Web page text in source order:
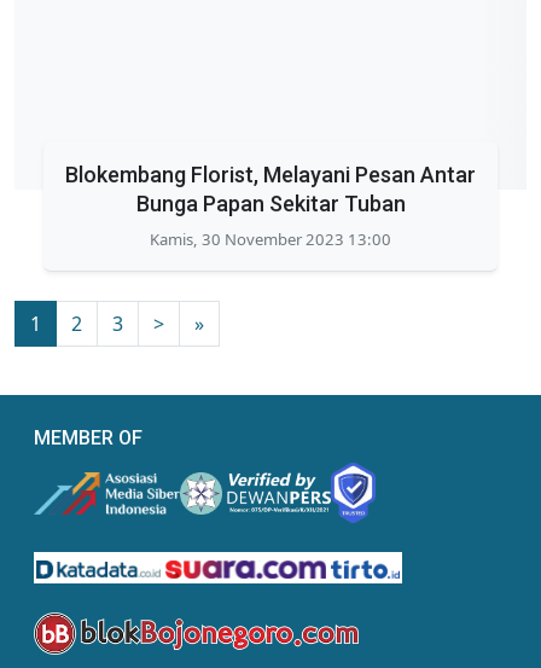
Blokembang Florist, Melayani Pesan Antar
Bunga Papan Sekitar Tuban
Kamis, 30 November 2023 13:00
1 2 3 > »
MEMBER OF